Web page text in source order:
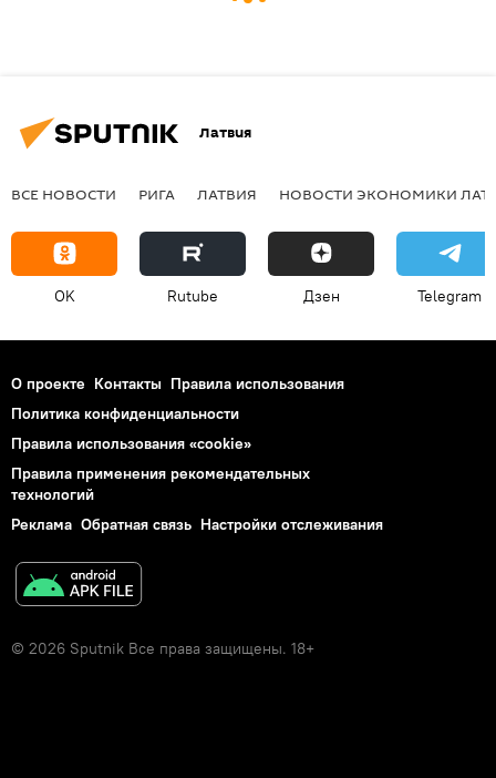
Латвия
ВСЕ НОВОСТИ РИГА ЛАТВИЯ НОВОСТИ ЭКОНОМИКИ
OK Rutube Дзен Telegram
О проекте Контакты Правила использования
Политика конфиденциальности
Правила использования «cookie»
Правила применения рекомендательных
технологий
Реклама Обратная связь Настройки отслеживания
© 2026 Sputnik Все права защищены. 18+